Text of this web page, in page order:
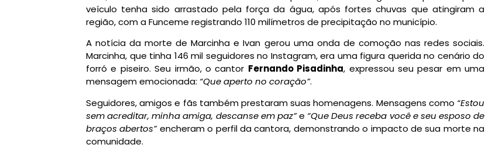
veículo tenha sido arrastado pela força da água, após fortes chuvas que atingiram a
região, com a Funceme registrando 110 milímetros de precipitação no município.
A notícia da morte de Marcinha e Ivan gerou uma onda de comoção nas redes sociais.
Marcinha, que tinha 146 mil seguidores no Instagram, era uma figura querida no cenário do
forró e piseiro. Seu irmão, o cantor Fernando Pisadinha, expressou seu pesar em uma
mensagem emocionada: “Que aperto no coração”.
Seguidores, amigos e fãs também prestaram suas homenagens. Mensagens como “Estou
sem acreditar, minha amiga, descanse em paz”e “Que Deus receba você e seu esposo de
braços abertos”encheram o perfil da cantora, demonstrando o impacto de sua morte na
comunidade.